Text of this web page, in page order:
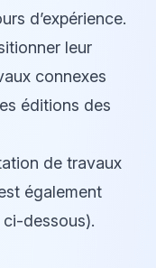
d’expérience.
leur
connexes
éditions des
de travaux
également
dessous).